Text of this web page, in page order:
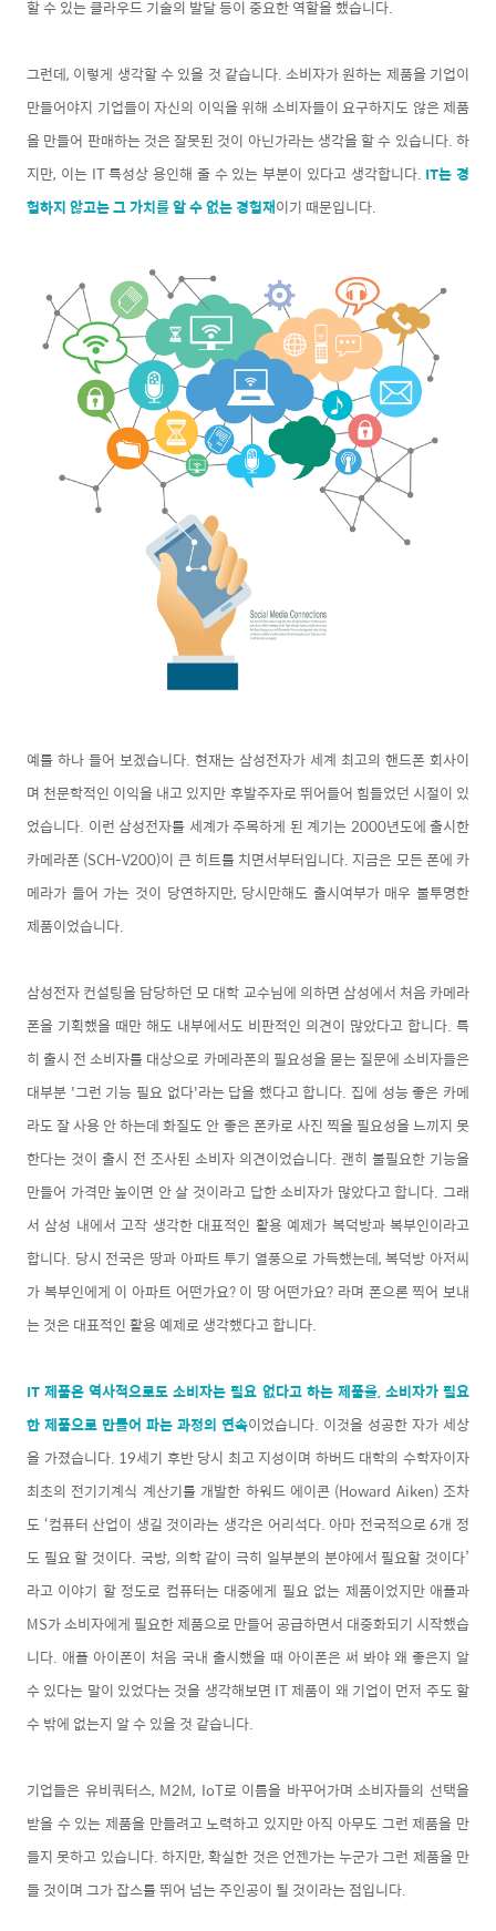
할 수 있는 클라우드 기술의 발달 등이 중요한 역할을 했습니다.
그런데, 이렇게 생각할 수 있을 것 같습니다. 소비자가 원하는 제품을 기업이
만들어야지 기업들이 자신의 이익을 위해 소비자들이 요구하지도 않은 제품
을 만들어 판매하는 것은 잘못된 것이 아닌가라는 생각을 할 수 있습니다. 하
지만, 이는 IT 특성상 용인해 줄 수 있는 부분이 있다고 생각합니다. IT는 경
험하지 않고는 그 가치를 알 수 없는 경험재이기 때문입니다.
예를 하나 들어 보겠습니다. 현재는 삼성전자가 세계 최고의 핸드폰 회사이
며 천문학적인 이익을 내고 있지만 후발주자로 뛰어들어 힘들었던 시절이 있
었습니다. 이런 삼성전자를 세계가 주목하게 된 계기는 2000년도에 출시한
카메라폰 (SCH-V200)이 큰 히트를 치면서부터입니다. 지금은 모든 폰에 카
메라가 들어 가는 것이 당연하지만, 당시만해도 출시여부가 매우 불투명한
제품이었습니다.
삼성전자 컨설팅을 담당하던 모 대학 교수님에 의하면 삼성에서 처음 카메라
폰을 기획했을 때만 해도 내부에서도 비판적인 의견이 많았다고 합니다. 특
히 출시 전 소비자를 대상으로 카메라폰의 필요성을 묻는 질문에 소비자들은
대부분 '그런 기능 필요 없다'라는 답을 했다고 합니다. 집에 성능 좋은 카메
라도 잘 사용 안 하는데 화질도 안 좋은 폰카로 사진 찍을 필요성을 느끼지 못
한다는 것이 출시 전 조사된 소비자 의견이었습니다. 괜히 불필요한 기능을
만들어 가격만 높이면 안 살 것이라고 답한 소비자가 많았다고 합니다. 그래
서 삼성 내에서 고작 생각한 대표적인 활용 예제가 복덕방과 복부인이라고
합니다. 당시 전국은 땅과 아파트 투기 열풍으로 가득했는데, 복덕방 아저씨
가 복부인에게 이 아파트 어떤가요? 이 땅 어떤가요? 라며 폰으론 찍어 보내
는 것은 대표적인 활용 예제로 생각했다고 합니다.
IT 제품은 역사적으로도 소비자는 필요 없다고 하는 제품을, 소비자가 필요
한 제품으로 만들어 파는 과정의 연속이었습니다. 이것을 성공한 자가 세상
을 가졌습니다. 19세기 후반 당시 최고 지성이며 하버드 대학의 수학자이자
최초의 전기기계식 계산기를 개발한 하워드 에이콘 (Howard Aiken) 조차
도 ‘컴퓨터 산업이 생길 것이라는 생각은 어리석다. 아마 전국적으로 6개 정
도 필요 할 것이다. 국방, 의학 같이 극히 일부분의 분야에서 필요할 것이다’
라고 이야기 할 정도로 컴퓨터는 대중에게 필요 없는 제품이었지만 애플과
MS가 소비자에게 필요한 제품으로 만들어 공급하면서 대중화되기 시작했습
니다. 애플 아이폰이 처음 국내 출시했을 때 아이폰은 써 봐야 왜 좋은지 알
수 있다는 말이 있었다는 것을 생각해보면 IT 제품이 왜 기업이 먼저 주도 할
수 밖에 없는지 알 수 있을 것 같습니다.
기업들은 유비쿼터스, M2M, IoT로 이름을 바꾸어가며 소비자들의 선택을
받을 수 있는 제품을 만들려고 노력하고 있지만 아직 아무도 그런 제품을 만
들지 못하고 있습니다. 하지만, 확실한 것은 언젠가는 누군가 그런 제품을 만
들 것이며 그가 잡스를 뛰어 넘는 주인공이 될 것이라는 점입니다.